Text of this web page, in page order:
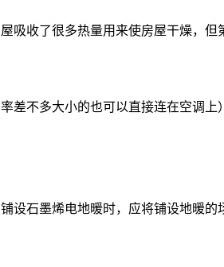
收了很多热量用来使房屋干燥，但
不多大小的也可以直接连在空调
石墨烯电地暖时，应将铺设地暖的